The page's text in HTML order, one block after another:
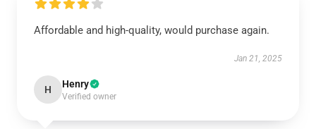
Affordable and high-quality, would purchase again.
Jan 21, 2025
H Henry
Verified owner